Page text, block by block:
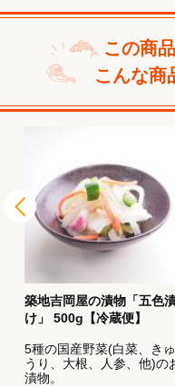
この商
こんな商
築地吉岡屋の漬物「五色
け」 500g【冷蔵便】
5種の国産野菜(白菜、きゅ
うり、大根、人参、他)の
漬物。